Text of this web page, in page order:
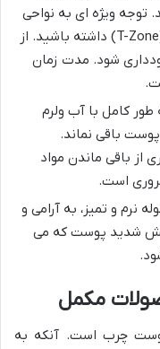
ویژه ای به نواحی
چرب تر مانند پیشانی، بینی و چانه (T-Zone) داشته باشید. از
شود. مدت زمان
کامل با آب ولرم
باقی نماند.
از باقی ماندن مواد
است.
نرم و تمیز، به آرامی و
شدید پوست که می
مکمل
پوست چرب است. آنکه به